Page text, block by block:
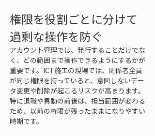
権限を役割ごとに分けて
過剰な操作を防ぐ
アカウント管理では、発行することだけでな
く、どの範囲まで操作できるようにするかが
重要です。ICT施工の現場では、関係者全員
が同じ権限を持っていると、意図しないデー
タ変更や削除が起こるリスクが高まります。
特に退職や異動の前後は、担当範囲が変わる
ため、以前の権限が残ったままになりやすい
時期です。